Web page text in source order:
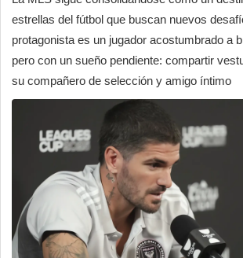
Sonora
México
Arizona
Deportes
Espectáculos
Tecnología
Contacto
estrellas del fútbol que buscan nuevos
protagonista es un jugador acostumbrado a
pero con un sueño pendiente: compartir
su compañero de selección y amigo íntimo